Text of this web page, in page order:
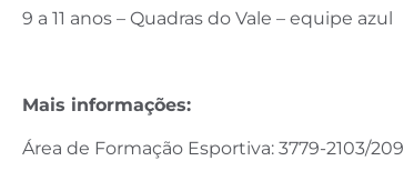
9 a 11 anos – Quadras do Vale – equipe azul
Mais informações:
Área de Formação Esportiva: 3779-2103/